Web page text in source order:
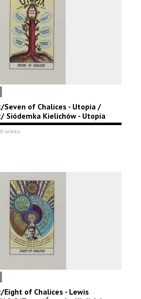
Seven of Chalices - Utopia /
Siódemka Kielichów - Utopia
wieku
Eight of Chalices - Lewis